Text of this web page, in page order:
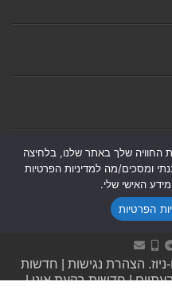
הצהרת נגישות
חדשות
|חדשות בקעת אונו|
החוויה שלך באתר שלנו, בלחיצה
ומסכים/מה למדיניות הפרטיות
האישי שלי.
הפרטיות